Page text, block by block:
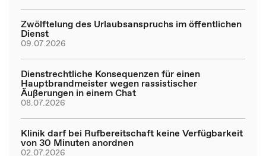
Zwölftelung des Urlaubsanspruchs im öffentlichen
Dienst
09.07.2026
Dienstrechtliche Konsequenzen für einen
Hauptbrandmeister wegen rassistischer
Äußerungen in einem Chat
08.07.2026
Klinik darf bei Rufbereitschaft keine Verfügbarkeit
von 30 Minuten anordnen
02.07.2026